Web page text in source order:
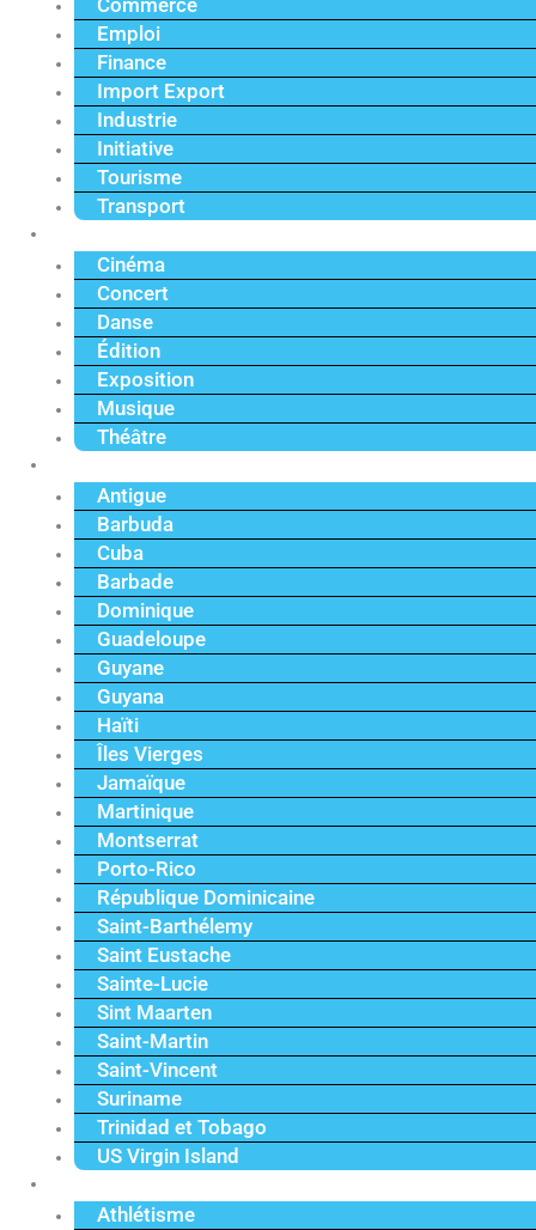
Commerce
Emploi
Finance
Import Export
Industrie
Initiative
Tourisme
Transport
Cinéma
Concert
Danse
Édition
Exposition
Musique
Théâtre
Antigue
Barbuda
Cuba
Barbade
Dominique
Guadeloupe
Guyane
Guyana
Haïti
Îles Vierges
Jamaïque
Martinique
Montserrat
Porto-Rico
République Dominicaine
Saint-Barthélemy
Saint Eustache
Sainte-Lucie
Sint Maarten
Saint-Martin
Saint-Vincent
Suriname
Trinidad et Tobago
US Virgin Island
Athlétisme